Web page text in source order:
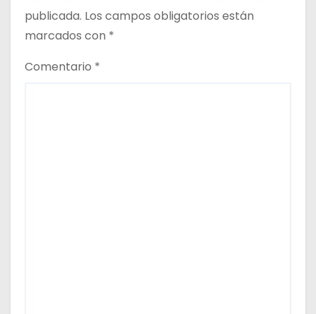
a
d
a
publicada. Los campos obligatorios están
marcados con *
Comentario *